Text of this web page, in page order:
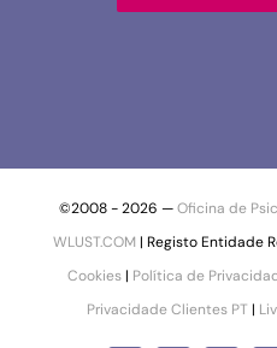
©2008 -2026 —Oficina de
WLUST.COM | Registo Entidade
Cookies| Política de
Privacidade Clientes PT |